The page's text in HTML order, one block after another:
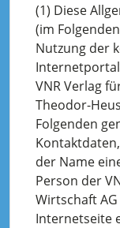
(1) Diese
(im
Nutzung der
VNR Verlag
Theodor-
Folgenden
der Name
Person der
Wirtschaft
Internetseite